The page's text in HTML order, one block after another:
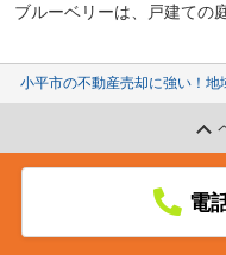
ブルーベリーは、戸建ての
小平市の不動産売却に強い！
電